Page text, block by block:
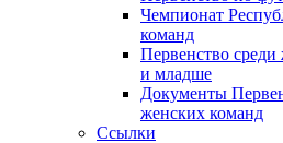
Чемпионат
команд
Первенство среди
и младше
Документы
женских команд
Ссылки